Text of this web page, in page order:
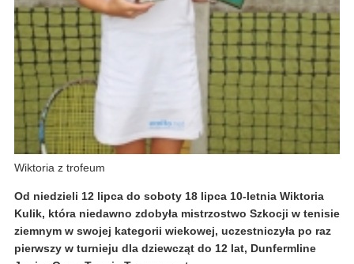
Wiktoria z trofeum
Od niedzieli 12 lipca do soboty 18 lipca 10-letnia Wiktoria
Kulik, która niedawno zdobyła mistrzostwo Szkocji w tenisie
ziemnym w swojej kategorii wiekowej, uczestniczyła po raz
pierwszy w turnieju dla dziewcząt do 12 lat, Dunfermline